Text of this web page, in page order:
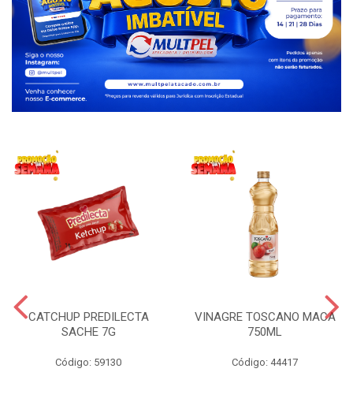
CATCHUP PREDILECTA
SACHE 7G
Código: 59130
VINAGRE TOSCANO MACA
750ML
Código: 44417